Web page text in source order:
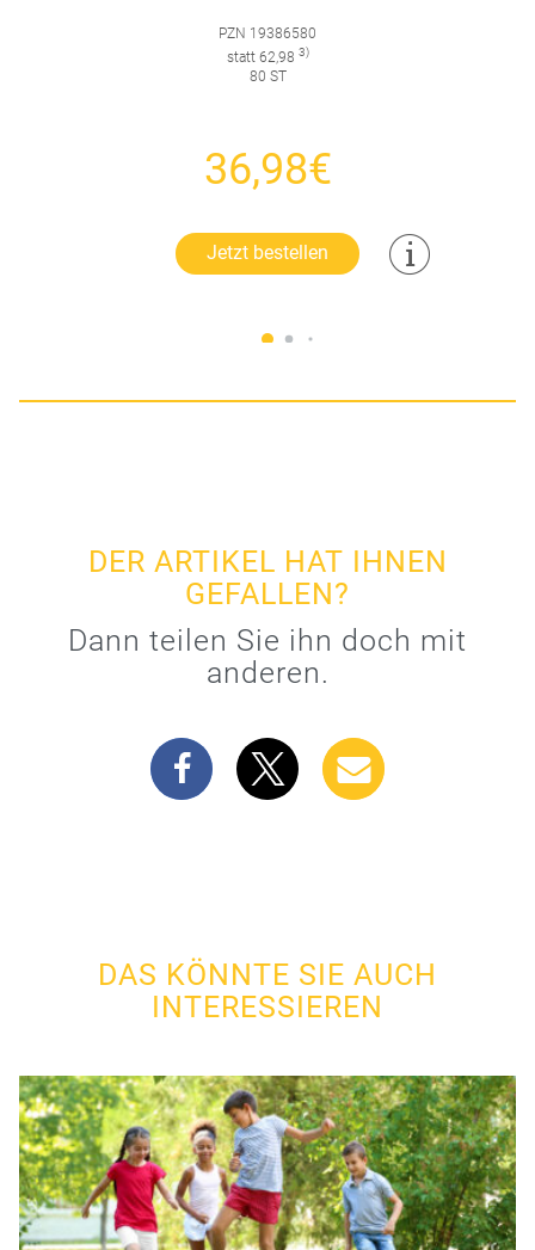
PZN 19386580
statt 62,98 3)
80 ST
36,98€
Jetzt bestellen
DER ARTIKEL HAT IHNEN
GEFALLEN?
Dann teilen Sie ihn doch mit
anderen.
DAS KÖNNTE SIE AUCH
INTERESSIEREN